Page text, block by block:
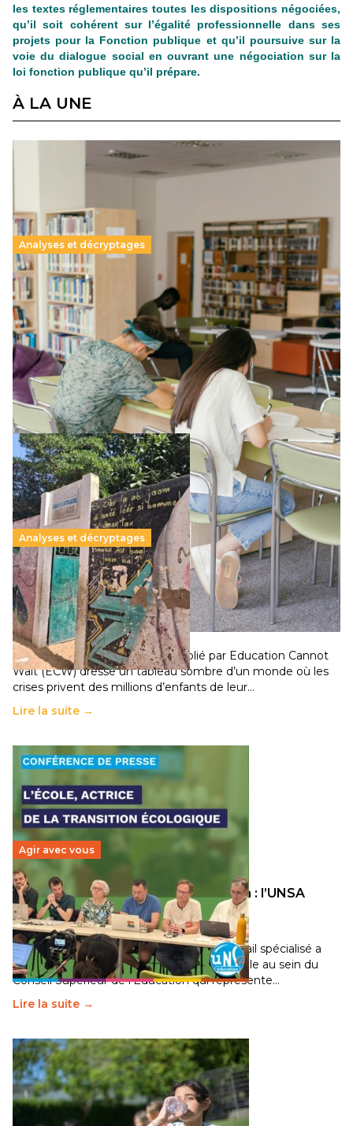
les textes réglementaires toutes les dispositions négociées,
qu’il soit cohérent sur l’égalité professionnelle dans ses
projets pour la Fonction publique et qu’il poursuive sur la
voie du dialogue social en ouvrant une négociation sur la
loi fonction publique qu’il prépare.
À LA UNE
Analyses et décryptages
Supérieur privé : une dérive qui met à mal la
promesse républicaine
11 juillet 2026-
Le projet de loi sur la régulation de l’enseignement
supérieur privé met en lumière l’amplification d’un système
qui relègue l’acte pédagogique au superfétatoire, voire à…
Lire la suite →
Analyses et décryptages
258 millions d’enfants victimes de la guerre, des
chocs climatiques et des déplacements de
population
11 juillet 2026- National
Un nouveau rapport mondial publié par Education Cannot
Wait (ECW) dresse un tableau sombre d’un monde où les
crises privent des millions d’enfants de leur…
Lire la suite →
Agir avec vous
Transition écologique de l’éducation : l’UNSA
Éducation fait bouger les lignes
30 juin 2026-National
Pendant plusieurs mois, un groupe de travail spécialisé a
travaillé sur la transition écologique de l’Ecole au sein du
Conseil Supérieur de l’Éducation qui représente…
Lire la suite →